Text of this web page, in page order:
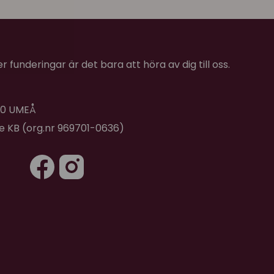
väldigt bra för alla fyra katter.
så jag köpte två.
av att vara tillverkade för hand.
funderingar är det bara att höra av dig till oss.
UMEÅ
KB (org.nr 969701-0636)